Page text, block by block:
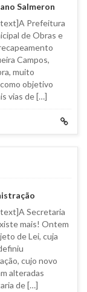
Salmeron
Prefeitura
de Obras e
Campos,
muito
objetivo
vias de […]
Secretaria
mais! Ontem
de Lei, cuja
cujo novo
alteradas
de […]